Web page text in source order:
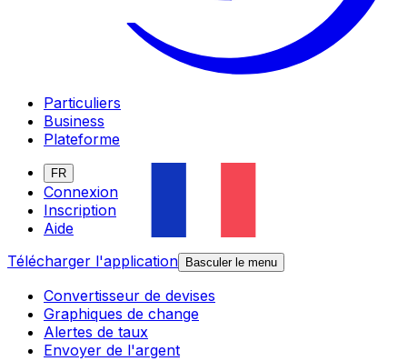
Particuliers
Business
Plateforme
FR
Connexion
Inscription
Aide
Télécharger l'application
Basculer le menu
Convertisseur de devises
Graphiques de change
Alertes de taux
Envoyer de l'argent